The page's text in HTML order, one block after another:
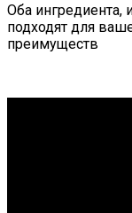
Оба ингредиента,
подходят для
преимуществ